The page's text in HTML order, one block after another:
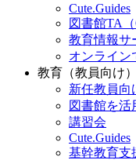
Cute.Guides
図書館TA（
教育情報サ
オンライン
教育（教員向け）
新任教員向
図書館を活
講習会
Cute.Guides
基幹教育支